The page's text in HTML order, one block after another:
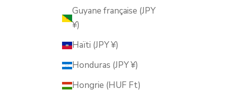
Guyane française (JPY
¥)
Haïti (JPY ¥)
Honduras (JPY ¥)
Hongrie (HUF Ft)